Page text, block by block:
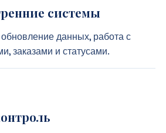
системы
данных, работа с
заказами и статусами.